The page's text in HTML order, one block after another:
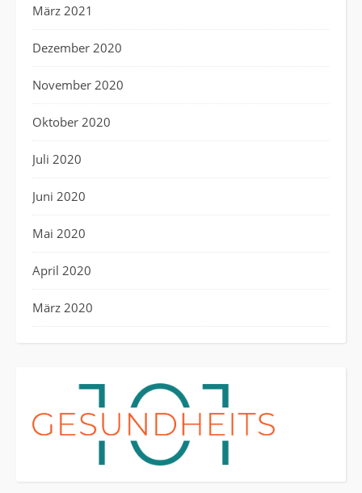
März 2021
Dezember 2020
November 2020
Oktober 2020
Juli 2020
Juni 2020
Mai 2020
April 2020
März 2020